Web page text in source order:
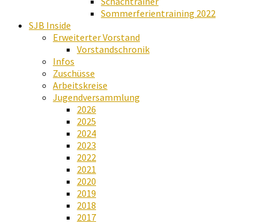
Sommerferientraining 2022
SJB Inside
Erweiterter Vorstand
Vorstandschronik
Infos
Zuschüsse
Arbeitskreise
Jugendversammlung
2026
2025
2024
2023
2022
2021
2020
2019
2018
2017